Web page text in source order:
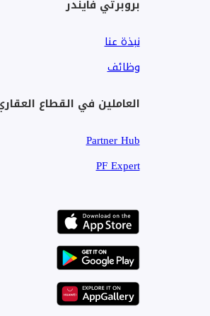
بروبرتي فايندر
نبذة عنا
وظائف
العاملين في القطاع
Partner Hub
PF Expert